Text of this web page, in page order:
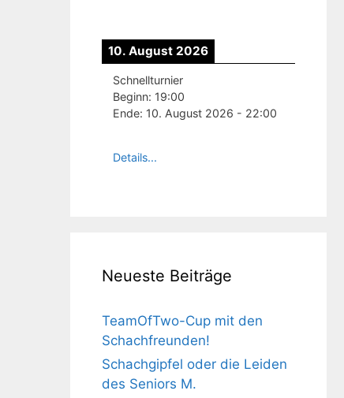
10. August 2026
Schnellturnier
Beginn: 19:00
Ende: 10. August 2026 - 22:00
Details...
Neueste Beiträge
TeamOfTwo-Cup mit den
Schachfreunden!
Schachgipfel oder die Leiden
des Seniors M.